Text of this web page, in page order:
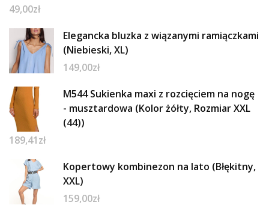
49,00zł
Elegancka bluzka z wiązanymi ramiączkami
(Niebieski, XL)
149,00zł
M544 Sukienka maxi z rozcięciem na nogę
- musztardowa (Kolor żółty, Rozmiar XXL
(44))
189,41zł
Kopertowy kombinezon na lato (Błękitny,
XXL)
159,00zł